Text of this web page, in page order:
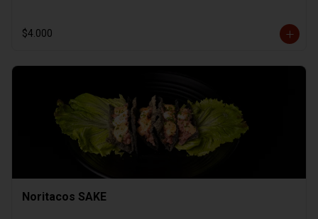
$4.000
Noritacos SAKE